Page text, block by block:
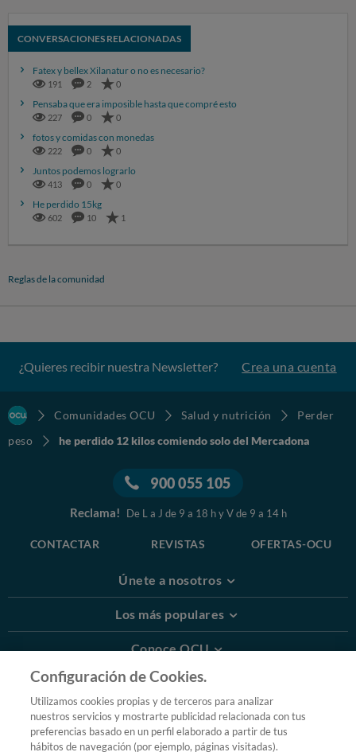
CONVERSACIONES RELACIONADAS
Fatex y bellex Xilanatur o no es necesario?
191 2 0
Pensaba que era imposible hasta que compré esto
227 0 0
fotos y comidas con monedas
222 0 0
Juntos podemos lograrlo
413 0 0
He perdido 15kg
602 10 1
Reglas de la comunidad
¿Quieres recibir nuestra Newsletter? Crea una cuenta
Comunidades OCU Salud y nutrición
Perder
peso
he perdido 12 kilos comiendo solo del Mercadona
900 055 105
Reclama! De L a J de 9 a 18 h y V de 9 a 14 h
CONTACTAR REVISTAS OFERTAS-OCU
Únete a nosotros
Los más populares
Conoce OCU
Más Información
© 2026 OCU
Condiciones generales de contratación de OCU
Configuración de Cookies.
Utilizamos cookies propias y de terceros para analizar
nuestros servicios y mostrarte publicidad relacionada con tus
preferencias basado en un perfil elaborado a partir de tus
hábitos de navegación (por ejemplo, páginas visitadas).